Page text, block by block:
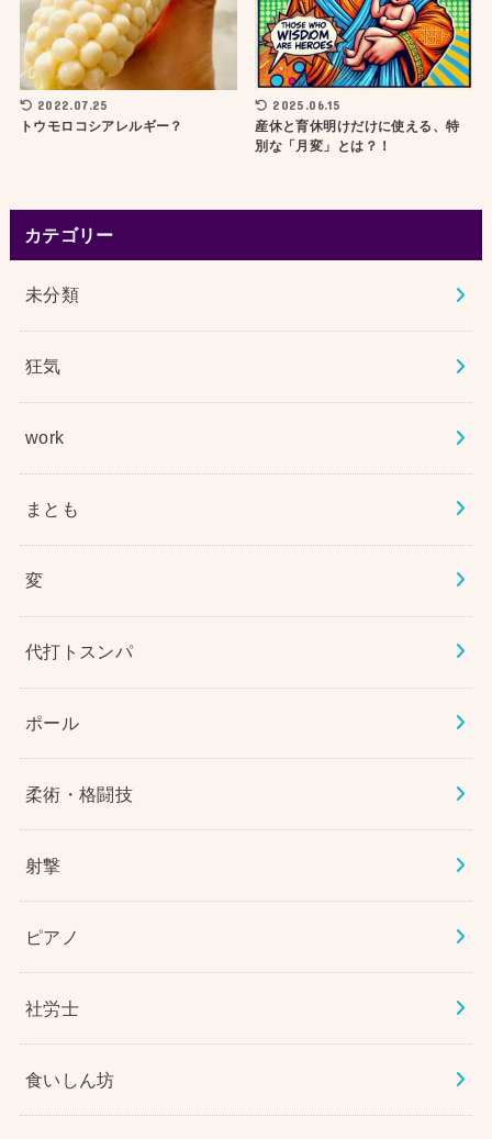
2022.07.25
トウモロコシアレルギー？
2025.06.15
産休と育休明けだけに使える、特
別な「月変」とは？！
カテゴリー
未分類
狂気
work
まとも
変
代打トスンパ
ポール
柔術・格闘技
射撃
ピアノ
社労士
食いしん坊